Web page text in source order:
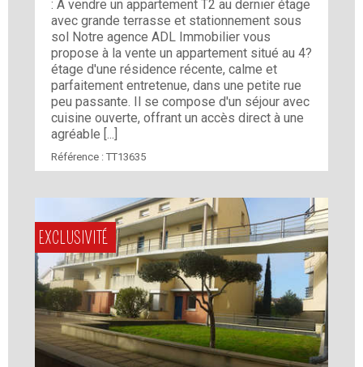
: A vendre un appartement T2 au dernier étage
avec grande terrasse et stationnement sous
sol Notre agence ADL Immobilier vous
propose à la vente un appartement situé au 4?
étage d'une résidence récente, calme et
parfaitement entretenue, dans une petite rue
peu passante. Il se compose d'un séjour avec
cuisine ouverte, offrant un accès direct à une
agréable [...]
Référence : TT13635
EXCLUSIVITÉ